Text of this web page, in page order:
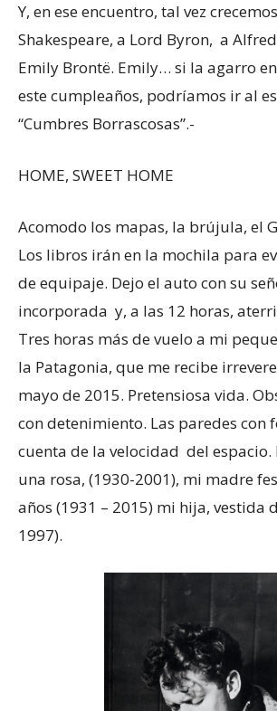
Y, en ese encuentro, tal vez
Shakespeare, a Lord Byron, a
Emily Brontë. Emily… si la agarro
este cumpleaños, podríamos ir al
“Cumbres Borrascosas”.-
HOME, SWEET HOME
Acomodo los mapas, la brújula, el
Los libros irán en la mochila para
de equipaje. Dejo el auto con su
incorporada y, a las 12 horas,
Tres horas más de vuelo a mi
la Patagonia, que me recibe
mayo de 2015. Pretensiosa vida.
con detenimiento. Las paredes con
cuenta de la velocidad del
una rosa, (1930-2001), mi madre
años (1931 – 2015) mi hija, vestida
1997).